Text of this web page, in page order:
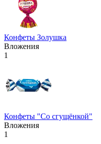
Конфеты Золушка
Вложения
1
Конфеты "Со сгущёнкой"
Вложения
1